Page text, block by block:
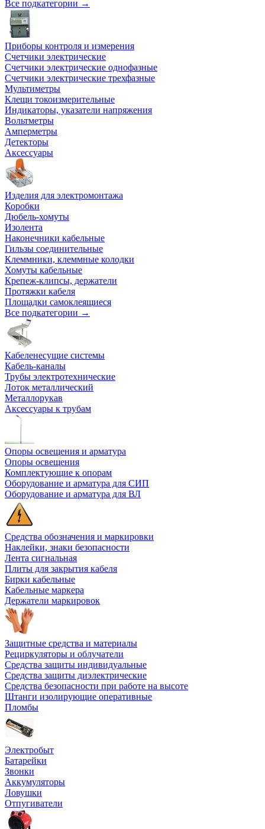
Все подкатегории →
Приборы контроля и измерения
Счетчики электрические
Счетчики электрические однофазные
Счетчики электрические трехфазные
Мультиметры
Клещи токоизмерительные
Индикаторы, указатели напряжения
Вольтметры
Амперметры
Детекторы
Аксессуары
Изделия для электромонтажа
Коробки
Дюбель-хомуты
Изолента
Наконечники кабельные
Гильзы соединительные
Клеммники, клеммные колодки
Хомуты кабельные
Крепеж-клипсы, держатели
Протяжки кабеля
Площадки самоклеящиеся
Все подкатегории →
Кабеленесущие системы
Кабель-каналы
Трубы электротехнические
Лоток металлический
Металлорукав
Аксессуары к трубам
Опоры освещения и арматура
Опоры освещения
Комплектующие к опорам
Оборудование и арматура для СИП
Оборудование и арматура для ВЛ
Средства обозначения и маркировки
Наклейки, знаки безопасности
Лента сигнальная
Плиты для закрытия кабеля
Бирки кабельные
Кабельные маркера
Держатели маркировок
Защитные средства и материалы
Рециркуляторы и облучатели
Средства защиты индивидуальные
Средства защиты диэлектрические
Средства безопасности при работе на высоте
Штанги изолирующие оперативные
Пломбы
Электробыт
Батарейки
Звонки
Аккумуляторы
Ловушки
Отпугиватели